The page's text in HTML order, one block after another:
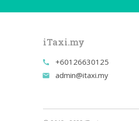
iTaxi.my
call +60126630125
email admin@itaxi.my